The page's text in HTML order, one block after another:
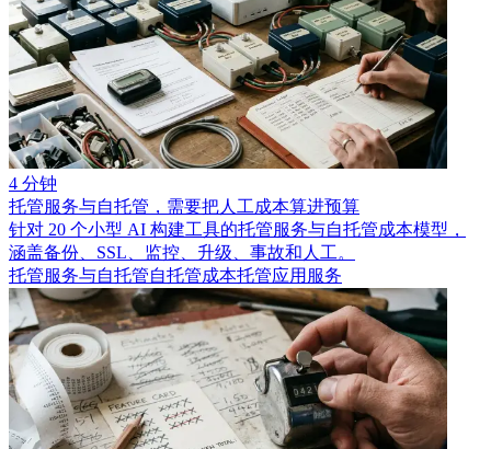
4 分钟
托管服务与自托管，需要把人工成本算进预算
针对 20 个小型 AI 构建工具的托管服务与自托管成本模型，
涵盖备份、SSL、监控、升级、事故和人工。
托管服务与自托管自托管成本托管应用服务